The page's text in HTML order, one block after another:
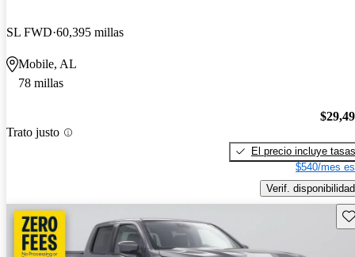
SL FWD 60,395 millas
Mobile, AL
78 millas
Trato justo
El precio incluye tasas
$540/mes
Verif. disponibilidad